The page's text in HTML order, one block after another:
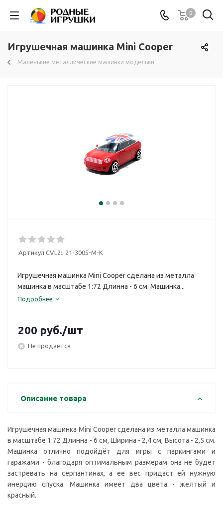
0
Игрушечная машинка Mini Сooper
Маленькие металлические машинки модельки
Артикул CVL2:: 21-3005-M-K
Игрушечная машинка Mini Сooper сделана из металла
машинка в масштабе 1:72 Длинна - 6 см. Машинка...
Подробнее
200 руб./шт
Не продается
Описание товара
Игрушечная машинка Mini Сooper сделана из металла машинка
в масштабе 1:72 Длинна - 6 см, Ширина - 2,4 см, Высота - 2,5 см.
Машинка отлично подойдёт для игры с паркингами и
гаражами - благодаря оптимальным размерам она не будет
застревать на серпантинах, а ее вес придаст ей нужную
инерцию спуска. Машинка имеет два цвета - желтый и
красный.